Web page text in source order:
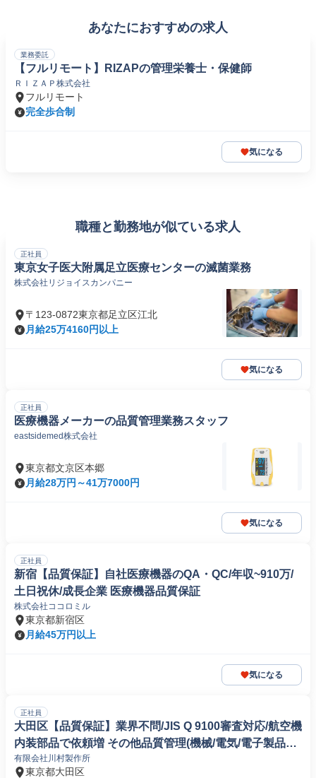
あなたにおすすめの求人
業務委託
【フルリモート】RIZAPの管理栄養士・保健師
ＲＩＺＡＰ株式会社
フルリモート
完全歩合制
気になる
職種と勤務地が似ている求人
正社員
東京女子医大附属足立医療センターの滅菌業務
株式会社リジョイスカンパニー
〒123-0872東京都足立区江北
月給25万4160円以上
気になる
正社員
医療機器メーカーの品質管理業務スタッフ
eastsidemed株式会社
東京都文京区本郷
月給28万円～41万7000円
気になる
正社員
新宿【品質保証】自社医療機器のQA・QC/年収~910万/
土日祝休/成長企業 医療機器品質保証
株式会社ココロミル
東京都新宿区
月給45万円以上
気になる
正社員
大田区【品質保証】業界不問/JIS Q 9100審査対応/航空機
内装部品で依頼増 その他品質管理(機械/電気/電子製品専
門職)
有限会社川村製作所
東京都大田区